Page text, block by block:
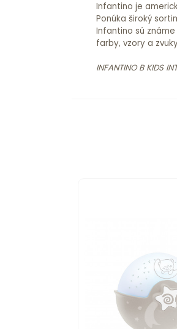
Infantino je
Ponúka široký
Infantino sú
farby, vzory a
INFANTINO B KIDS